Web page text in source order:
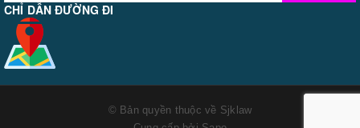
CHỈ DẪN ĐƯỜNG ĐI
© Bản quyền thuộc về Sjklaw